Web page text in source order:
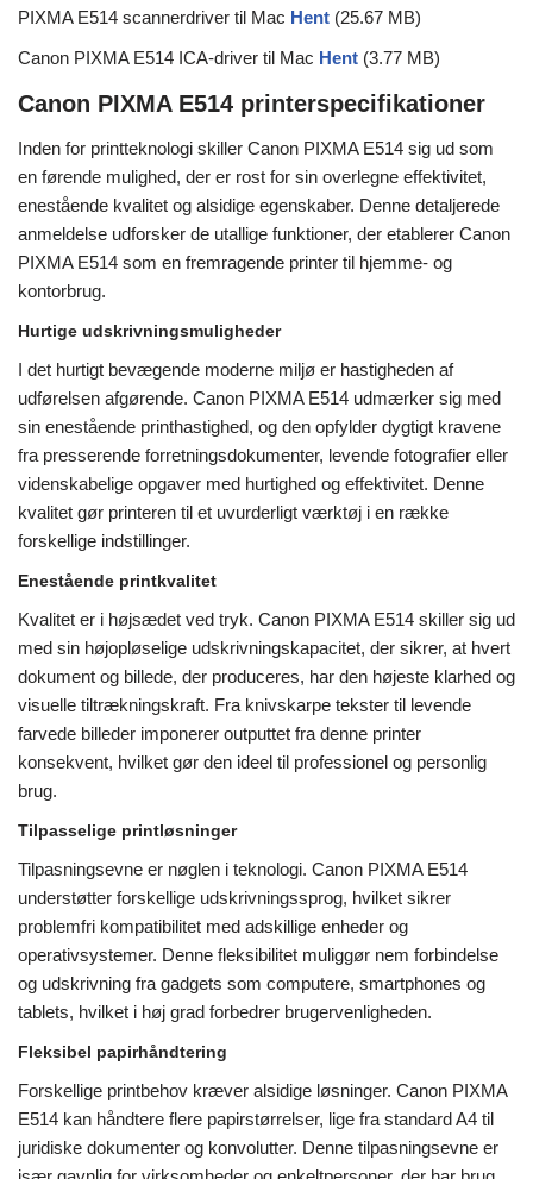
PIXMA E514 scannerdriver til Mac Hent (25.67 MB)
Canon PIXMA E514 ICA-driver til Mac Hent (3.77 MB)
Canon PIXMA E514 printerspecifikationer
Inden for printteknologi skiller Canon PIXMA E514 sig ud som
en førende mulighed, der er rost for sin overlegne effektivitet,
enestående kvalitet og alsidige egenskaber. Denne detaljerede
anmeldelse udforsker de utallige funktioner, der etablerer Canon
PIXMA E514 som en fremragende printer til hjemme- og
kontorbrug.
Hurtige udskrivningsmuligheder
I det hurtigt bevægende moderne miljø er hastigheden af ​​
udførelsen afgørende. Canon PIXMA E514 udmærker sig med
sin enestående printhastighed, og den opfylder dygtigt kravene
fra presserende forretningsdokumenter, levende fotografier eller
videnskabelige opgaver med hurtighed og effektivitet. Denne
kvalitet gør printeren til et uvurderligt værktøj i en række
forskellige indstillinger.
Enestående printkvalitet
Kvalitet er i højsædet ved tryk. Canon PIXMA E514 skiller sig ud
med sin højopløselige udskrivningskapacitet, der sikrer, at hvert
dokument og billede, der produceres, har den højeste klarhed og
visuelle tiltrækningskraft. Fra knivskarpe tekster til levende
farvede billeder imponerer outputtet fra denne printer
konsekvent, hvilket gør den ideel til professionel og personlig
brug.
Tilpasselige printløsninger
Tilpasningsevne er nøglen i teknologi. Canon PIXMA E514
understøtter forskellige udskrivningssprog, hvilket sikrer
problemfri kompatibilitet med adskillige enheder og
operativsystemer. Denne fleksibilitet muliggør nem forbindelse
og udskrivning fra gadgets som computere, smartphones og
tablets, hvilket i høj grad forbedrer brugervenligheden.
Fleksibel papirhåndtering
Forskellige printbehov kræver alsidige løsninger. Canon PIXMA
E514 kan håndtere flere papirstørrelser, lige fra standard A4 til
juridiske dokumenter og konvolutter. Denne tilpasningsevne er